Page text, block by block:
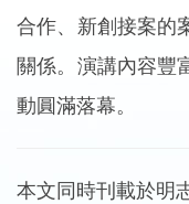
合作、新創接案的
關係。演講內容豐
動圓滿落幕。
本文同時刊載於明